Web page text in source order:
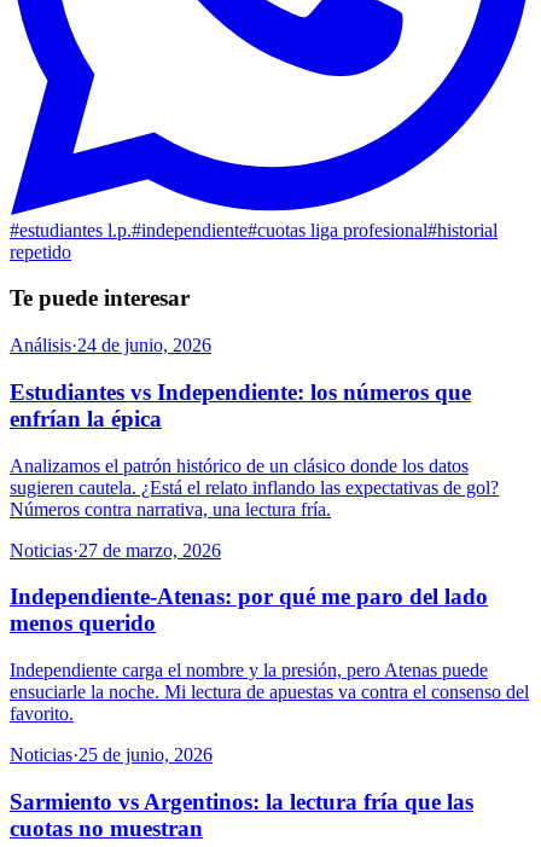
#estudiantes l.p.#independiente#cuotas liga profesional#historial
repetido
Te puede interesar
Análisis·24 de junio, 2026
Estudiantes vs Independiente: los números que
enfrían la épica
Analizamos el patrón histórico de un clásico donde los datos
sugieren cautela. ¿Está el relato inflando las expectativas de gol?
Números contra narrativa, una lectura fría.
Noticias·27 de marzo, 2026
Independiente-Atenas: por qué me paro del lado
menos querido
Independiente carga el nombre y la presión, pero Atenas puede
ensuciarle la noche. Mi lectura de apuestas va contra el consenso del
favorito.
Noticias·25 de junio, 2026
Sarmiento vs Argentinos: la lectura fría que las
cuotas no muestran